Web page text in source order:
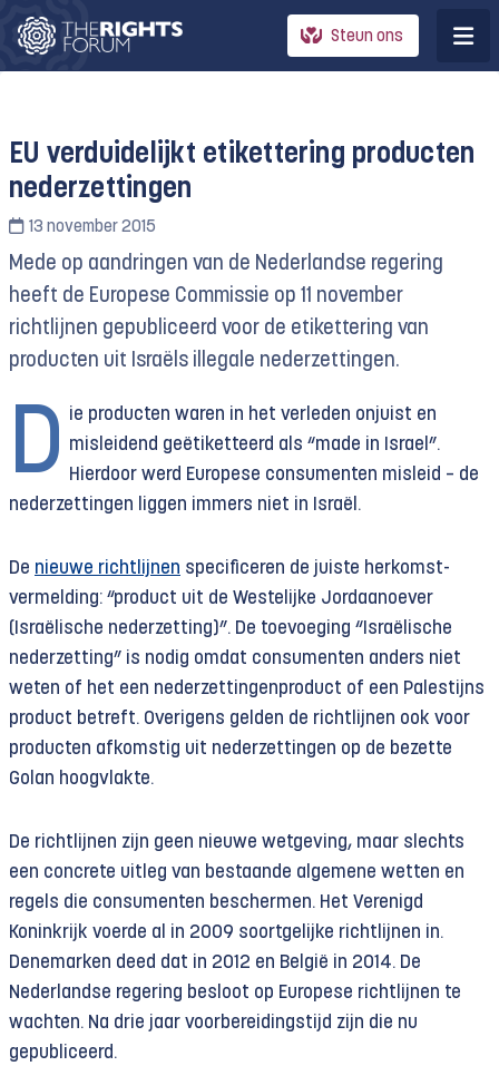
Steun ons
EU verduidelijkt etikettering producten
neder­zettingen
13 november 2015
Mede op aandringen van de Nederlandse regering
heeft de Europese Commissie op 11 november
richtlijnen gepubliceerd voor de etikettering van
producten uit Israëls illegale nederzettingen.
D ie producten waren in het verleden onjuist en
misleidend geëtiketteerd als “made in Israel”.
Hierdoor werd Europese consumenten misleid – de
nederzettingen liggen immers niet in Israël.
De nieuwe richtlijnen specificeren de juiste herkomst­
vermelding: “product uit de Westelijke Jordaanoever
(Israëlische nederzetting)”. De toevoeging “Israëlische
nederzetting” is nodig omdat consumenten anders niet
weten of het een nederzettingen­product of een Palestijns
product betreft. Overigens gelden de richtlijnen ook voor
producten afkomstig uit nederzettingen op de bezette
Golan hoogvlakte.
De richtlijnen zijn geen nieuwe wetgeving, maar slechts
een concrete uitleg van bestaande algemene wetten en
regels die consumenten beschermen. Het Verenigd
Koninkrijk voerde al in 2009 soortgelijke richtlijnen in.
Denemarken deed dat in 2012 en België in 2014. De
Nederlandse regering besloot op Europese richtlijnen te
wachten. Na drie jaar voorbereidingstijd zijn die nu
gepubliceerd.